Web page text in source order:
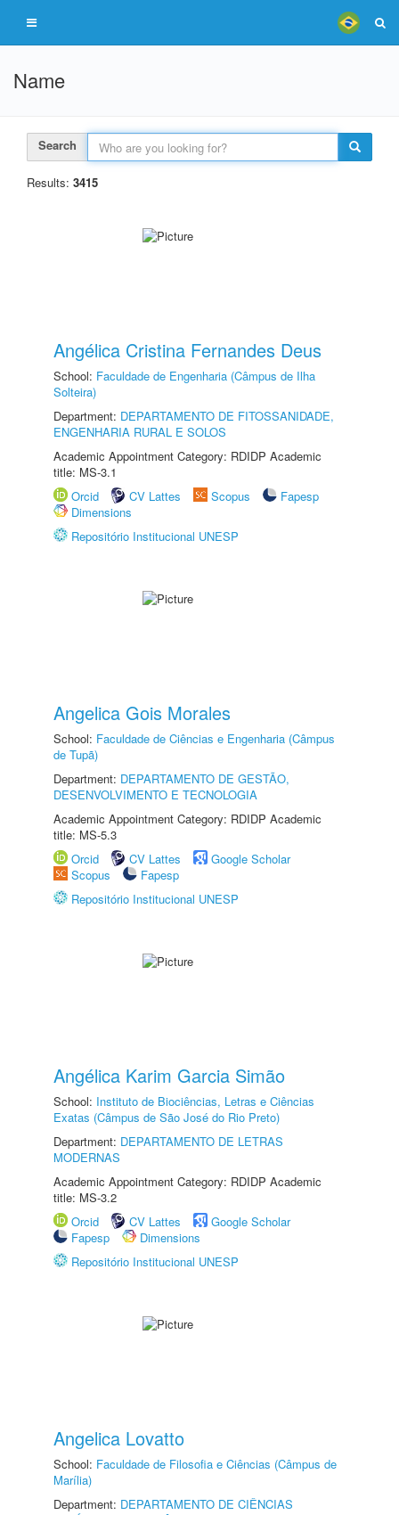
Name
Search
Results: 3415
Angélica Cristina Fernandes Deus
School: Faculdade de Engenharia (Câmpus de Ilha
Solteira)
Department: DEPARTAMENTO DE FITOSSANIDADE,
ENGENHARIA RURAL E SOLOS
Academic Appointment Category: RDIDP Academic
title: MS-3.1
Orcid
CV Lattes Scopus
Fapesp
Dimensions
Repositório Institucional UNESP
Angelica Gois Morales
School: Faculdade de Ciências e Engenharia (Câmpus
de Tupã)
Department: DEPARTAMENTO DE GESTÃO,
DESENVOLVIMENTO E TECNOLOGIA
Academic Appointment Category: RDIDP Academic
title: MS-5.3
Orcid
CV Lattes
Google Scholar
Scopus
Fapesp
Repositório Institucional UNESP
Angélica Karim Garcia Simão
School: Instituto de Biociências, Letras e Ciências
Exatas (Câmpus de São José do Rio Preto)
Department: DEPARTAMENTO DE LETRAS
MODERNAS
Academic Appointment Category: RDIDP Academic
title: MS-3.2
Orcid
CV Lattes
Google Scholar
Fapesp
Dimensions
Repositório Institucional UNESP
Angelica Lovatto
School: Faculdade de Filosofia e Ciências (Câmpus de
Marília)
Department: DEPARTAMENTO DE CIÊNCIAS